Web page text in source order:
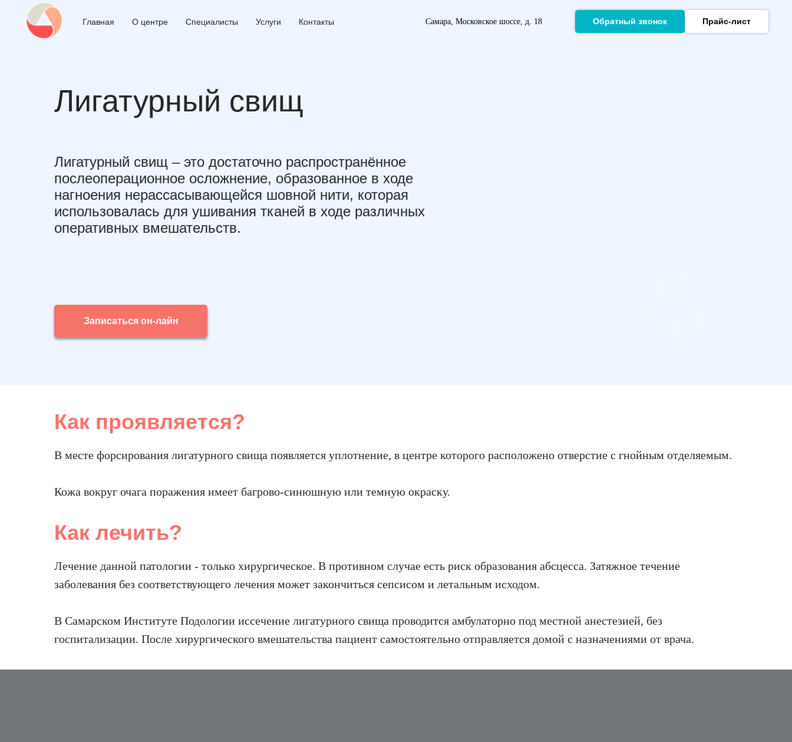
Главная О центре Специалисты Услуги Контакты Самара, Московское шоссе, д. 18 Обратный звонок Прайс-лист
Лигатурный свищ
Лигатурный свищ – это достаточно распространённое
послеоперационное осложнение, образованное в ходе
нагноения нерассасывающейся шовной нити, которая
использовалась для ушивания тканей в ходе различных
оперативных вмешательств.
Записаться он-лайн
Как проявляется?
В месте форсирования лигатурного свища появляется уплотнение, в центре которого расположено отверстие с гнойным отделяемым.
Кожа вокруг очага поражения имеет багрово-синюшную или темную окраску.
Как лечить?
Лечение данной патологии - только хирургическое. В противном случае есть риск образования абсцесса. Затяжное течение
заболевания без соответствующего лечения может закончиться сепсисом и летальным исходом.
В Самарском Институте Подологии иссечение лигатурного свища проводится амбулаторно под местной анестезией, без
госпитализации. После хирургического вмешательства пациент самостоятельно отправляется домой с назначениями от врача.